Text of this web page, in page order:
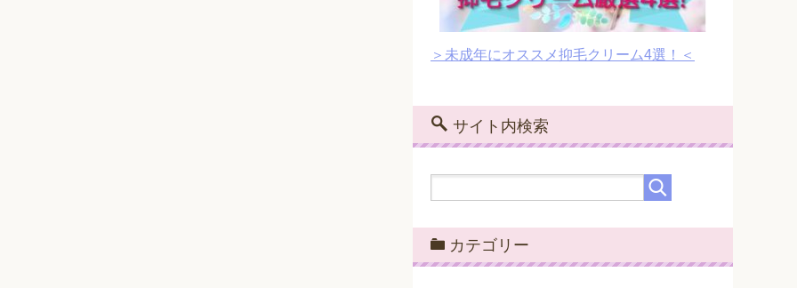
＞未成年にオススメ抑毛クリーム4選！＜
サイト内検索
カテゴリー